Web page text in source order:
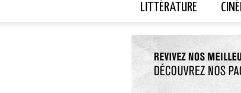
LITTÉRATURE